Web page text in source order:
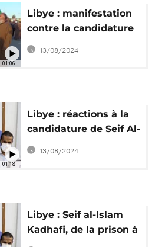
01:06
Libye : manifestation
contre la candidature
de Seif-al-Islam
Kadhafi
13/08/2024
01:18
Libye : réactions à la
candidature de Seif Al-
Islam Kadhafi
13/08/2024
Libye : Seif al-Islam
Kadhafi, de la prison à
la présidence ?